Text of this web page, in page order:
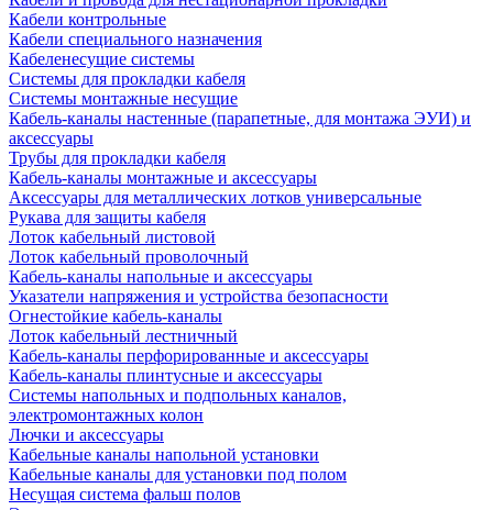
Кабели контрольные
Кабели специального назначения
Кабеленесущие системы
Системы для прокладки кабеля
Системы монтажные несущие
Кабель-каналы настенные (парапетные, для монтажа ЭУИ) и
аксессуары
Трубы для прокладки кабеля
Кабель-каналы монтажные и аксессуары
Аксессуары для металлических лотков универсальные
Рукава для защиты кабеля
Лоток кабельный листовой
Лоток кабельный проволочный
Кабель-каналы напольные и аксессуары
Указатели напряжения и устройства безопасности
Огнестойкие кабель-каналы
Лоток кабельный лестничный
Кабель-каналы перфорированные и аксессуары
Кабель-каналы плинтусные и аксессуары
Системы напольных и подпольных каналов,
электромонтажных колон
Лючки и аксессуары
Кабельные каналы напольной установки
Кабельные каналы для установки под полом
Несущая система фальш полов